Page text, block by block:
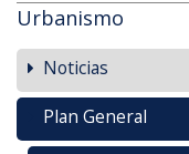
Urbanismo
Noticias
Plan General